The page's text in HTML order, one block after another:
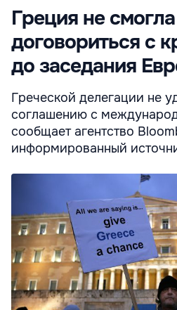
Греция не смогла
договориться с
до заседания
Греческой делегации не
соглашению с
сообщает агентство
информированный